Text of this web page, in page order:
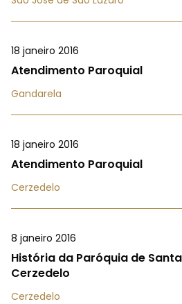
18 janeiro 2016
Atendimento Paroquial
Gandarela
18 janeiro 2016
Atendimento Paroquial
Cerzedelo
8 janeiro 2016
História da Paróquia de
Cerzedelo
Cerzedelo